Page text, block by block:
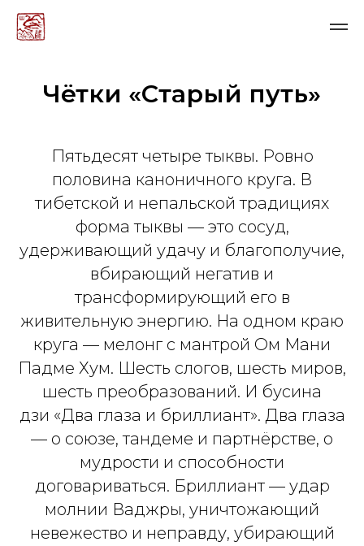
Чётки «Старый путь»
Пятьдесят четыре тыквы. Ровно
половина каноничного круга. В
тибетской и непальской традициях
форма тыквы — это сосуд,
удерживающий удачу и благополучие,
вбирающий негатив и
трансформирующий его в
живительную энергию. На одном краю
круга — мелонг с мантрой Ом Мани
Падме Хум. Шесть слогов, шесть миров,
шесть преобразований. И бусина
дзи «Два глаза и бриллиант». Два глаза
— о союзе, тандеме и партнёрстве, о
мудрости и способности
договариваться. Бриллиант — удар
молнии Ваджры, уничтожающий
невежество и неправду, убирающий